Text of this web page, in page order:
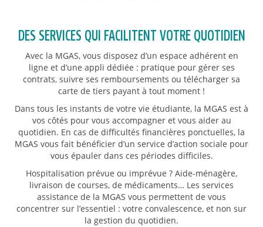
DES SERVICES QUI FACILITENT VOTRE QUOTIDIEN
Avec la MGAS, vous disposez d’un espace adhérent en
ligne et d’une appli dédiée : pratique pour gérer ses
contrats, suivre ses remboursements ou télécharger sa
carte de tiers payant à tout moment !
Dans tous les instants de votre vie étudiante, la MGAS est à
vos côtés pour vous accompagner et vous aider au
quotidien. En cas de difficultés financières ponctuelles, la
MGAS vous fait bénéficier d’un service d’action sociale pour
vous épauler dans ces périodes difficiles.
Hospitalisation prévue ou imprévue ? Aide-ménagère,
livraison de courses, de médicaments… Les services
assistance de la MGAS vous permettent de vous
concentrer sur l’essentiel : votre convalescence, et non sur
la gestion du quotidien.